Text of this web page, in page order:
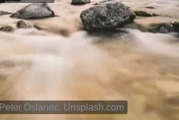
Peter Oslanec, Unsplash.com